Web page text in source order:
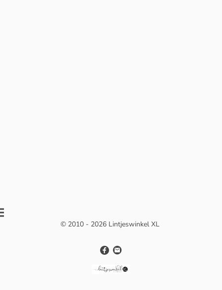
© 2010 - 2026 Lintjeswinkel XL